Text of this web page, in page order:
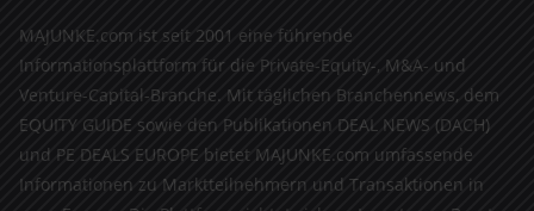
MAJUNKE.com ist seit 2001 eine führende
Informationsplattform für die Private-Equity-, M&A- und
Venture-Capital-Branche. Mit täglichen Branchennews, dem
EQUITY GUIDE sowie den Publikationen DEAL NEWS (DACH)
und PE DEALS EUROPE bietet MAJUNKE.com umfassende
Informationen zu Marktteilnehmern und Transaktionen in